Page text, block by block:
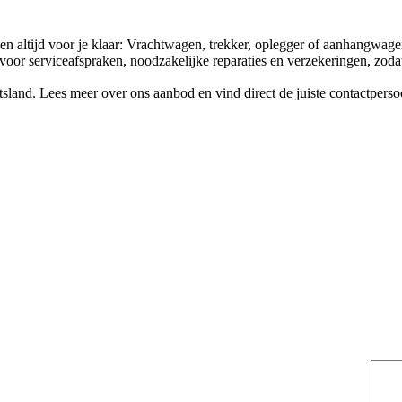
altijd voor je klaar: Vrachtwagen, trekker, oplegger of
serviceafspraken, noodzakelijke reparaties en verzekeringen,
Lees meer over ons aanbod en vind direct de juiste